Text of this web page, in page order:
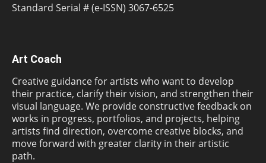
Standard Serial # (e-ISSN) 3067-6525
Art Coach
Creative guidance for artists who want to develop
their practice, clarify their vision, and strengthen their
visual language. We provide constructive feedback on
works in progress, portfolios, and projects, helping
artists find direction, overcome creative blocks, and
move forward with greater clarity in their artistic
path.